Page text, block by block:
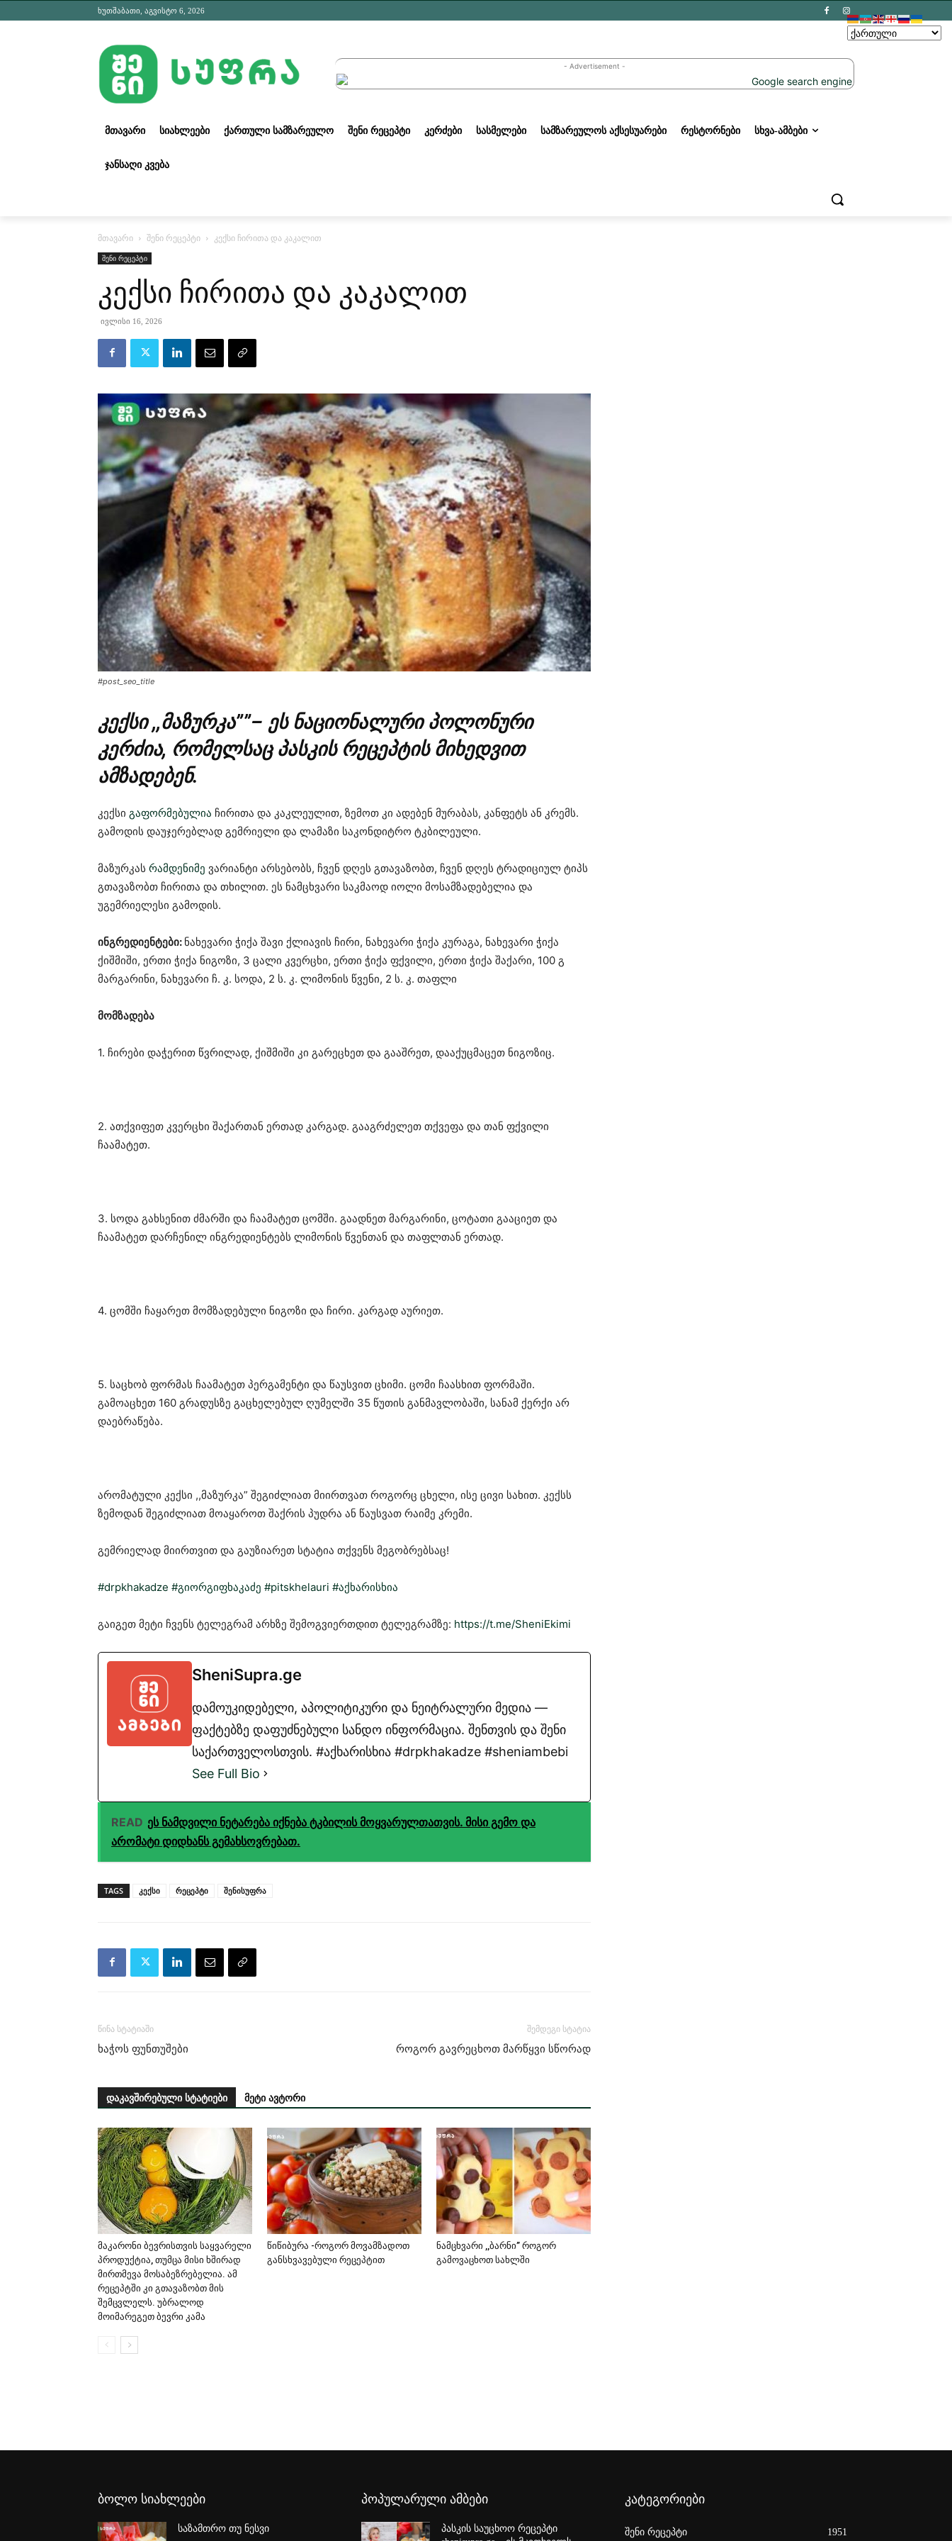
ხუთშაბათი, აგვისტო 6, 2026
- Advertisement -
ᲛᲗᲐᲕᲐᲠᲘ ᲡᲘᲐᲮᲚᲔᲔᲑᲘ ᲥᲐᲠᲗᲣᲚᲘ ᲡᲐᲛᲖᲐᲠᲔᲣᲚᲝ ᲨᲔᲜᲘ ᲠᲔᲪᲔᲞᲢᲘ ᲙᲔᲠᲫᲔᲑᲘ ᲡᲐᲡᲛᲔᲚᲔᲑᲘ ᲡᲐᲛᲖᲐᲠᲔᲣᲚᲝᲡ ᲐᲥᲡᲔᲡᲣᲐᲠᲔᲑᲘ ᲠᲔᲡᲢᲝᲠᲜᲔᲑᲘ ᲡᲮᲕᲐ-ᲐᲛᲑᲔᲑᲘ
ᲯᲐᲜᲡᲐᲦᲘ ᲙᲕᲔᲑᲐ
მთავარი შენი რეცეპტი კექსი ჩირითა და კაკალით
შენი რეცეპტი
კექსი ჩირითა და კაკალით
ივლისი 16, 2026
#post_seo_title
კექსი ,,მაზურკა””– ეს ნაციონალური პოლონური
კერძია, რომელსაც პასკის რეცეპტის მიხედვით
ამზადებენ.
კექსი გაფორმებულია ჩირითა და კაკლეულით, ზემოთ კი ადებენ მურაბას, კანფეტს ან კრემს.
გამოდის დაუჯერებლად გემრიელი და ლამაზი საკონდიტრო ტკბილეული.
მაზურკას რამდენიმე ვარიანტი არსებობს, ჩვენ დღეს გთავაზობთ, ჩვენ დღეს ტრადიციულ ტიპს
გთავაზობთ ჩირითა და თხილით. ეს ნამცხვარი საკმაოდ იოლი მოსამზადებელია და
უგემრიელესი გამოდის.
ინგრედიენტები: ნახევარი ჭიქა შავი ქლიავის ჩირი, ნახევარი ჭიქა კურაგა, ნახევარი ჭიქა
ქიშმიში, ერთი ჭიქა ნიგოზი, 3 ცალი კვერცხი, ერთი ჭიქა ფქვილი, ერთი ჭიქა შაქარი, 100 გ
მარგარინი, ნახევარი ჩ. კ. სოდა, 2 ს. კ. ლიმონის წვენი, 2 ს. კ. თაფლი
მომზადება
1. ჩირები დაჭერით წვრილად, ქიშმიში კი გარეცხეთ და გააშრეთ, დააქუცმაცეთ ნიგოზიც.
2. ათქვიფეთ კვერცხი შაქართან ერთად კარგად. გააგრძელეთ თქვეფა და თან ფქვილი
ჩაამატეთ.
3. სოდა გახსენით ძმარში და ჩაამატეთ ცომში. გაადნეთ მარგარინი, ცოტათი გააციეთ და
ჩაამატეთ დარჩენილ ინგრედიენტებს ლიმონის წვენთან და თაფლთან ერთად.
4. ცომში ჩაყარეთ მომზადებული ნიგოზი და ჩირი. კარგად აურიეთ.
5. საცხობ ფორმას ჩაამატეთ პერგამენტი და წაუსვით ცხიმი. ცომი ჩაასხით ფორმაში.
გამოაცხეთ 160 გრადუსზე გაცხელებულ ღუმელში 35 წუთის განმავლობაში, სანამ ქერქი არ
დაებრაწება.
არომატული კექსი ,,მაზურკა” შეგიძლიათ მიირთვათ როგორც ცხელი, ისე ცივი სახით. კექსს
ზემოდან შეგიძლიათ მოაყაროთ შაქრის პუდრა ან წაუსვათ რაიმე კრემი.
გემრიელად მიირთვით და გაუზიარეთ სტატია თქვენს მეგობრებსაც!
#drpkhakadze #გიორგიფხაკაძე #pitskhelauri #აქხარისხია
გაიგეთ მეტი ჩვენს ტელეგრამ არხზე შემოგვიერთდით ტელეგრამზე: https://t.me/SheniEkimi
SheniSupra.ge
დამოუკიდებელი, აპოლიტიკური და ნეიტრალური მედია —
ფაქტებზე დაფუძნებული სანდო ინფორმაცია. შენთვის და შენი
საქართველოსთვის. #აქხარისხია #drpkhakadze #sheniambebi
See Full Bio
READ ეს ნამდვილი ნეტარება იქნება ტკბილის მოყვარულთათვის. მისი გემო და
არომატი დიდხანს გემახსოვრებათ.
TAGS კექსი რეცეპტი შენისუფრა
წინა სტატიაში
ხაჭოს ფუნთუშები
შემდეგი სტატია
როგორ გავრეცხოთ მარწყვი სწორად
დაკავშირებული სტატიები მეტი ავტორი
მაკარონი ბევრისთვის საყვარელი
პროდუქტია, თუმცა მისი ხშირად
მირთმევა მოსაბეზრებელია. ამ
რეცეპტში კი გთავაზობთ მის
შემცვლელს. უბრალოდ
მოიმარეგეთ ბევრი კამა
წიწიბურა -როგორ მოვამზადოთ
განსხვავებული რეცეპტით
ნამცხვარი ,,ბარნი” როგორ
გამოვაცხოთ სახლში
ბოლო სიახლეები
საზამთრო თუ ნესვი
პოპულარული ამბები
პასკის საუცხოო რეცეპტი
კატეგორიები
შენი რეცეპტი 1951